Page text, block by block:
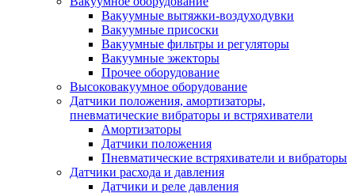
Вакуумные вытяжки-воздуходувки
Вакуумные присоски
Вакуумные фильтры и регуляторы
Вакуумные эжекторы
Прочее оборудование
Высоковакуумное оборудование
Датчики положения, амортизаторы,
пневматические вибраторы и встряхиватели
Амортизаторы
Датчики положения
Пневматические встряхиватели и вибраторы
Датчики расхода и давления
Датчики и реле давления